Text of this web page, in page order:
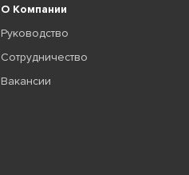
О Компании
Руководство
Сотрудничество
Вакансии